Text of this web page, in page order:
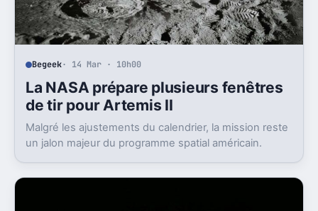
Begeek· 14 Mar · 10h00
La NASA prépare plusieurs fenêtres
de tir pour Artemis II
Malgré les ajustements du calendrier, la mission reste
un jalon majeur du programme spatial américain.